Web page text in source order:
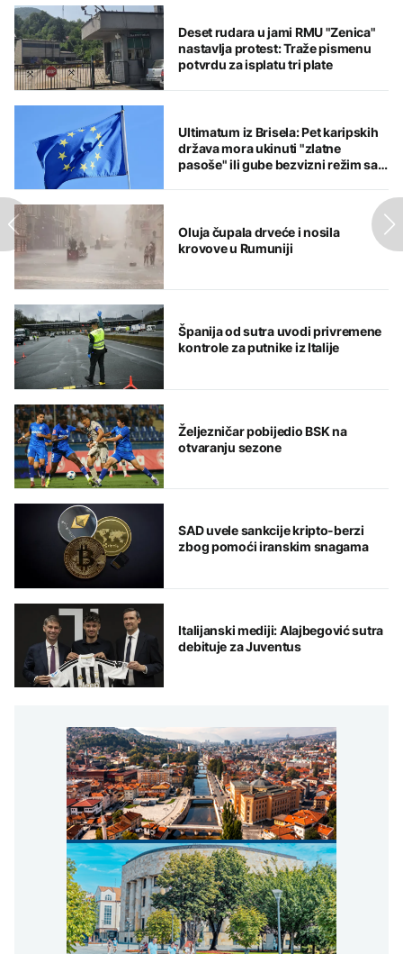
Deset rudara u jami RMU "Zenica"
nastavlja protest: Traže pismenu
potvrdu za isplatu tri plate
Ultimatum iz Brisela: Pet karipskih
država mora ukinuti "zlatne
pasoše" ili gube bezvizni režim sa
Oluja čupala drveće i nosila
krovove u Rumuniji
Španija od sutra uvodi privremene
kontrole za putnike iz Italije
Željezničar pobijedio BSK na
otvaranju sezone
SAD uvele sankcije kripto-berzi
zbog pomoći iranskim snagama
Italijanski mediji: Alajbegović sutra
debituje za Juventus